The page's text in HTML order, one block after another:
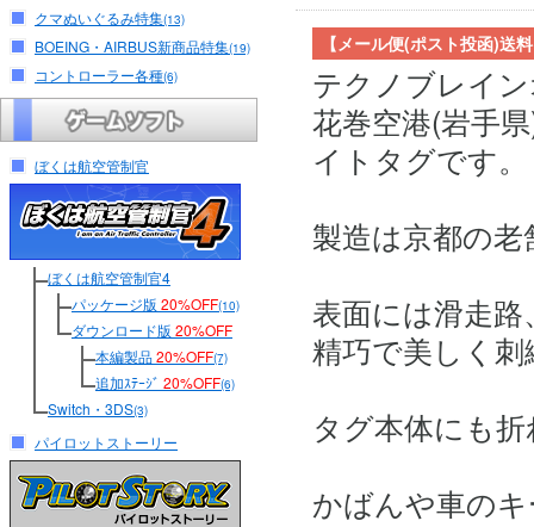
クマぬいぐるみ特集(13)
BOEING・AIRBUS新商品特集(19)
コントローラー各種(6)
ぼくは航空管制官
ぼくは航空管制官4
パッケージ版 20%OFF(10)
ダウンロード版 20%OFF
本編製品20%OFF(7)
追加ｽﾃｰｼﾞ 20%OFF(6)
Switch・3DS(3)
パイロットストーリー
【メール便(ポスト投函)送
テクノブレイ
花巻空港(岩手
イトタグです。
製造は京都の
表面には滑走
精巧で美しく
タグ本体にも
かばんや車の